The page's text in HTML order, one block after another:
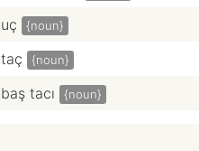
uç {noun}
taç {noun}
baş tacı {noun}